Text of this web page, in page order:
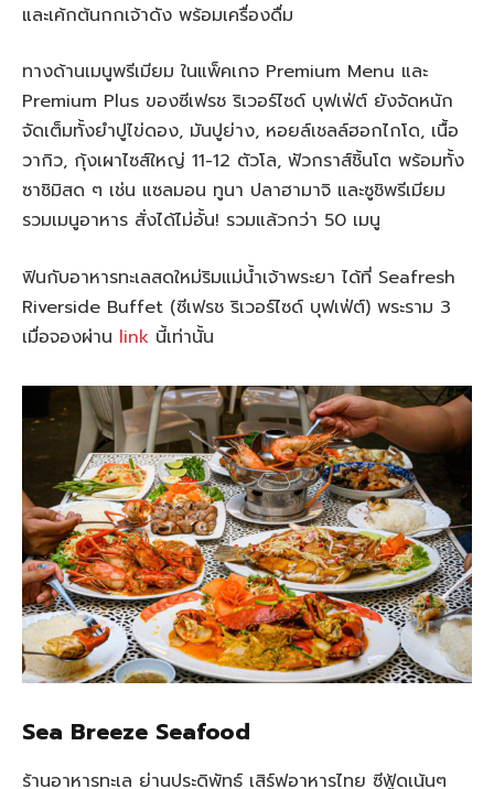
และเค้กต้นกกเจ้าดัง พร้อมเครื่องดื่ม
ทางด้านเมนูพรีเมียม ในแพ็คเกจ Premium Menu และ
Premium Plus ของซีเฟรช ริเวอร์ไซด์ บุฟเฟ่ต์ ยังจัดหนัก
จัดเต็มทั้งยำปูไข่ดอง, มันปูย่าง, หอยล์เชลล์ฮอกไกโด, เนื้อ
วากิว, กุ้งเผาไซส์ใหญ่ 11-12 ตัวโล, ฟัวกราส์ชิ้นโต พร้อมทั้ง
ซาชิมิสด ๆ เช่น แซลมอน ทูนา ปลาฮามาจิ และซูชิพรีเมียม
รวมเมนูอาหาร สั่งได้ไม่อั้น! รวมแล้วกว่า 50 เมนู
ฟินกับอาหารทะเลสดใหม่ริมแม่น้ำเจ้าพระยา ได้ที่ Seafresh
Riverside Buffet (ซีเฟรช ริเวอร์ไซด์ บุฟเฟ่ต์) พระราม 3
เมื่อจองผ่าน link นี้เท่านั้น
Sea Breeze Seafood
ร้านอาหารทะเล ย่านประดิพัทธ์ เสิร์ฟอาหารไทย ซีฟู้ดเน้นๆ